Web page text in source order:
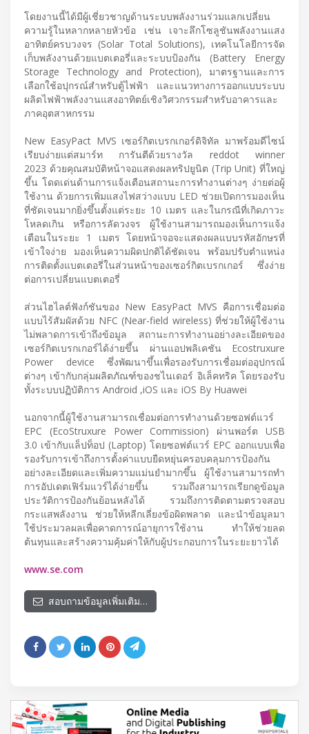
โดยงานนี้ได้มีผู้เชี่ยวชาญด้านระบบพลังงานร่วมแลกเปลี่ยน
ความรู้ในหลากหลายหัวข้อ เช่น เจาะลึกโซลูชันพลังงานแสง
อาทิตย์ครบวงจร (Solar Total Solutions), เทคโนโลยีการจัด
เก็บพลังงานด้วยแบตเตอรี่และระบบป้องกัน (Battery Energy
Storage Technology and Protection), มาตรฐานและการ
เลือกใช้อปุกรณ์สำหรับตู้ไฟฟ้า และแนวทางการออกแบบระบบ
ผลิตไฟฟ้าพลังงานแสงอาทิตย์เชิงวิศวกรรมสำหรับอาคารและ
ภาคอุตสาหกรรม
New EasyPact MVS เซอร์กิตเบรกเกอร์ดิจิทัล มาพร้อมดีไซน์
เรียบง่ายแต่สมาร์ท การันตีด้วยรางวัล reddot winner
2023 ด้วยคุณสมบัติหน้าจอแสดงผลทริปยูนิต (Trip Unit) ที่ใหญ่
ขึ้น โดดเด่นด้านการแจ้งเตือนสถานะการทำงานต่างๆ ง่ายต่อผู้
ใช้งาน ด้วยการเพิ่มแสงไฟสว่างแบบ LED ช่วยเปิดการมองเห็น
ที่ชัดเจนมากยิ่งขึ้นตั้งแต่ระยะ 10 เมตร และในกรณีที่เกิดภาวะ
โหลดเกิน หรือการลัดวงจร ผู้ใช้งานสามารถมองเห็นการแจ้ง
เตือนในระยะ 1 เมตร โดยหน้าจอจะแสดงผลแบบรหัสอักษรที่
เข้าใจง่าย มองเห็นความผิดปกติได้ชัดเจน พร้อมปรับตำแหน่ง
การติดตั้งแบตเตอรี่ในส่วนหน้าของเซอร์กิตเบรกเกอร์ ซึ่งง่าย
ต่อการเปลี่ยนแบตเตอรี่
ส่วนไฮไลต์ฟังก์ชันของ New EasyPact MVS คือการเชื่อมต่อ
แบบไร้สัมผัสด้วย NFC (Near-field wireless) ที่ช่วยให้ผู้ใช้งาน
ไม่พลาดการเข้าถึงข้อมูล สถานะการทำงานอย่างละเอียดของ
เซอร์กิตเบรกเกอร์ได้ง่ายขึ้น ผ่านแอปพลิเคชัน Ecostruxure
Power device ซึ่งพัฒนาขึ้นเพื่อรองรับการเชื่อมต่ออุปกรณ์
ต่างๆ เข้ากับกลุ่มผลิตภัณฑ์ของชไนเดอร์ อิเล็คทริค โดยรองรับ
ทั้งระบบปฏิบัติการ Android ,iOS และ iOS By Huawei
นอกจากนี้ผู้ใช้งานสามารถเชื่อมต่อการทำงานด้วยซอฟต์แวร์
EPC (EcoStruxure Power Commission) ผ่านพอร์ต USB
3.0 เข้ากับแล็ปท็อป (Laptop) โดยซอฟต์แวร์ EPC ออกแบบเพื่อ
รองรับการเข้าถึงการตั้งค่าแบบยืดหยุ่นครอบคลุมการป้องกัน
อย่างละเอียดและเพิ่มความแม่นยำมากขึ้น ผู้ใช้งานสามารถทำ
การอัปเดตเฟิร์มแวร์ได้ง่ายขึ้น รวมถึงสามารถเรียกดูข้อมูล
ประวัติการป้องกันย้อนหลังได้ รวมถึงการติดตามตรวจสอบ
กระแสพลังงาน ช่วยให้หลีกเลี่ยงข้อผิดพลาด และนำข้อมูลมา
ใช้ประมวลผลเพื่อคาดการณ์อายุการใช้งาน ทำให้ช่วยลด
ต้นทุนและสร้างความคุ้มค่าให้กับผู้ประกอบการในระยะยาวได้
www.se.com
สอบถามข้อมูลเพิ่มเติม…